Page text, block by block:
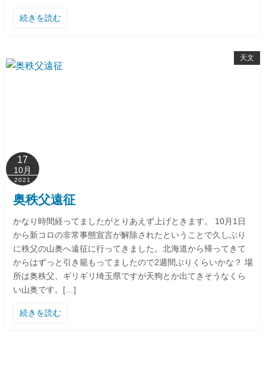
続きを読む
天文
17
10月
2021
奥秩父遠征
かなり時間経ってましたがとりあえず上げときます。 10月1日
から新コロの非常事態宣言が解除されたということで久しぶり
に秩父の山奥へ遠征に行ってきました。北海道から帰ってきて
からはずっと引き籠もってましたので2週間ぶりくらいかな？ 場
所は奥秩父、ギリギリ埼玉県ですが天狗とか出てきそうなくら
い山奥です。[…]
続きを読む